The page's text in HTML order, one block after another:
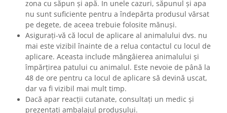
zona cu săpun și apă. In unele cazuri, săpunul și apa
nu sunt suficiente pentru a îndepărta produsul vărsat
pe degete, de aceea trebuie folosite mănuși.
Asigurați-vă că locul de aplicare al animalului dvs. nu
mai este vizibil înainte de a relua contactul cu locul de
aplicare. Aceasta include mângâierea animalului și
împărțirea patului cu animalul. Este nevoie de până la
48 de ore pentru ca locul de aplicare să devină uscat,
dar va fi vizibil mai mult timp.
Dacă apar reacții cutanate, consultați un medic și
prezentați ambalajul produsului.